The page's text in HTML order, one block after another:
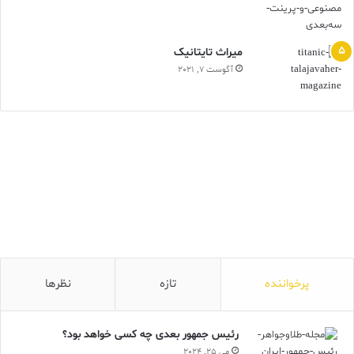
ميراث تايتانيک
آگوست 7, 2021
پرخواننده تازه نظرها
رئیس جمهور بعدی چه کسی خواهد بود؟